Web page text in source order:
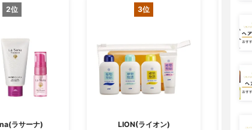
2位
ラサーナ)
3位
LION(ライオン)